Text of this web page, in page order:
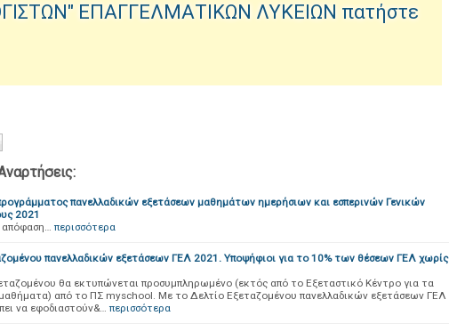
ΕΠΑΓΓΕΛΜΑΤΙΚΩΝ ΛΥΚΕΙΩΝ πατήστε
πανελλαδικών εξετάσεων μαθημάτων ημερήσιων και εσπερινών Γενικών
2021
απόφαση… περισσότερα
πανελλαδικών εξετάσεων ΓΕΛ 2021. Υποψήφιοι για το 10% των θέσεων ΓΕΛ χωρίς
θα εκτυπώνεται προσυμπληρωμένο (εκτός από το Εξεταστικό Κέντρο για τα
από το ΠΣ myschool. Με το Δελτίο Εξεταζομένου πανελλαδικών εξετάσεων ΓΕΛ
να εφοδιαστούν&… περισσότερα